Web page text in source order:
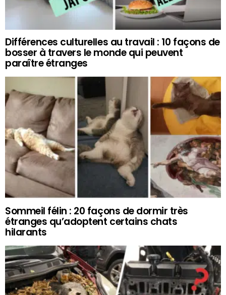
Différences culturelles au travail : 10 façons de
bosser à travers le monde qui peuvent
paraître étranges
Sommeil félin : 20 façons de dormir très
étranges qu’adoptent certains chats
hilarants